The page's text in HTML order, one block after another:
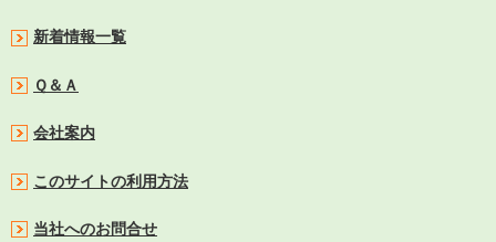
新着情報一覧
Ｑ＆Ａ
会社案内
このサイトの利用方法
当社へのお問合せ